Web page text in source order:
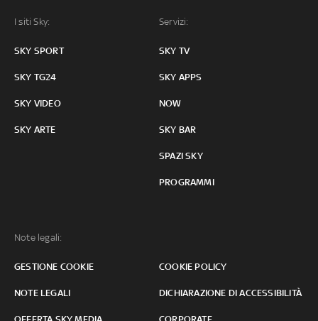
I siti Sky:
SKY SPORT
SKY TG24
SKY VIDEO
SKY ARTE
Servizi:
SKY TV
SKY APPS
NOW
SKY BAR
SPAZI SKY
PROGRAMMI
Note legali:
GESTIONE COOKIE COOKIE POLICY
NOTE LEGALI DICHIARAZIONE DI ACCESSIBILITÀ